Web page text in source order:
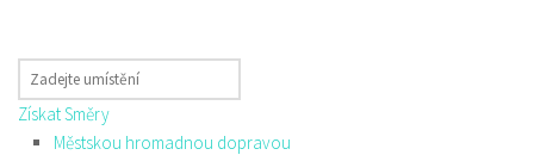
Získat Směry
Městskou hromadnou dopravou